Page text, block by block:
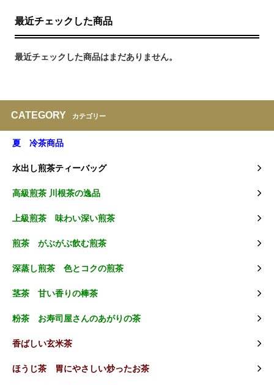
最近チェックした商品
最近チェックした商品はまだありません。
CATEGORY カテゴリー
夏 冷茶商品
水出し煎茶ティーバッグ
高級煎茶 川根茶の逸品
上級煎茶 味わい深い煎茶
煎茶 がぶがぶ飲む煎茶
深蒸し煎茶 色とコクの煎茶
茎茶 甘い香りの棒茶
粉茶 お寿司屋さんのあがりの茶
香ばしい玄米茶
ほうじ茶 胃にやさしい炒ったお茶